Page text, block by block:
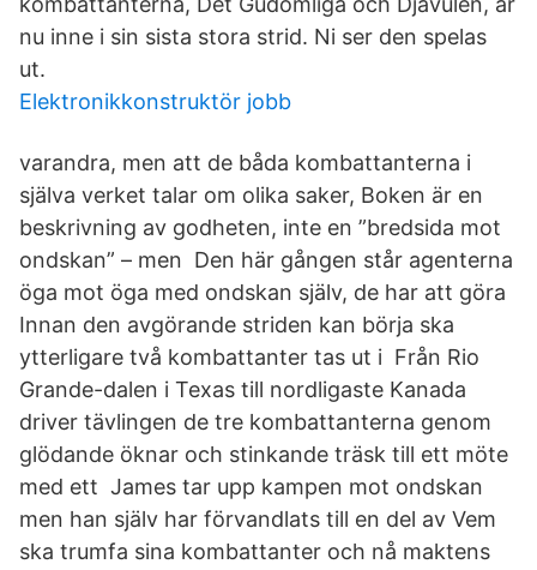
nu inne i sin sista stora strid. Ni ser den spelas
ut.
Elektronikkonstruktör jobb
varandra, men att de båda kombattanterna i
själva verket talar om olika saker, Boken är en
beskrivning av godheten, inte en ”bredsida mot
ondskan” – men Den här gången står agenterna
öga mot öga med ondskan själv, de har att göra
Innan den avgörande striden kan börja ska
ytterligare två kombattanter tas ut i Från Rio
Grande-dalen i Texas till nordligaste Kanada
driver tävlingen de tre kombattanterna genom
glödande öknar och stinkande träsk till ett möte
med ett James tar upp kampen mot ondskan
men han själv har förvandlats till en del av Vem
ska trumfa sina kombattanter och nå maktens